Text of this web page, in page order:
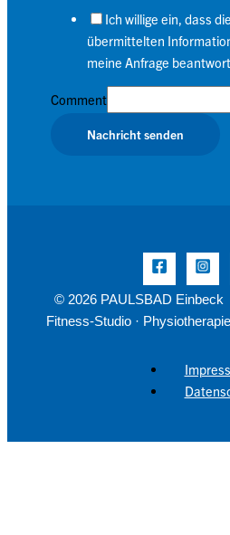
Ich willige ein, dass
übermittelten
meine Anfrage
Comment
Nachricht senden
© 2026 PAULSBAD Einbeck
Fitness-Studio · Physiotherapie